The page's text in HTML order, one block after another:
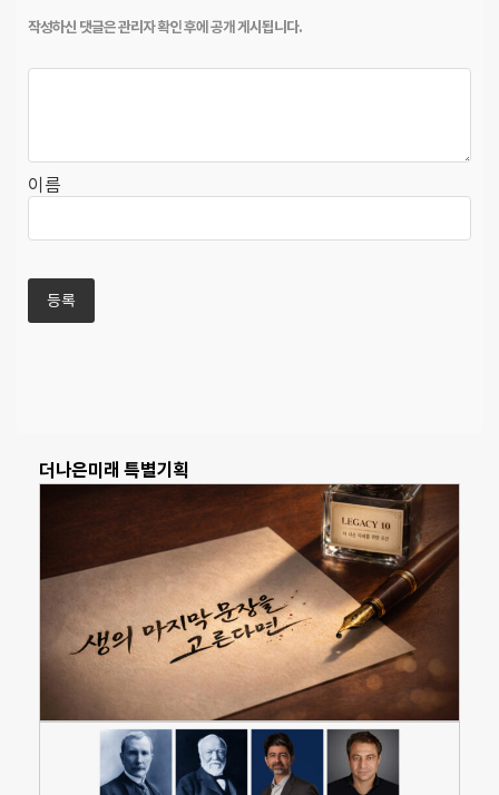
이름
더나은미래 특별기획